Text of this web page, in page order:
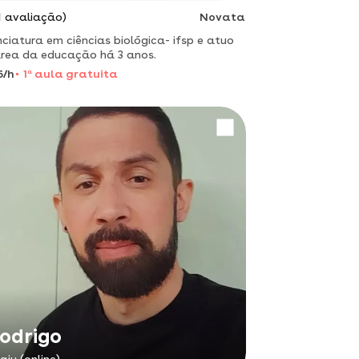
avaliação)
Novata
em ciências biológica- ifsp e atuo
da educação há 3 anos.
h
1 aaula gratuita